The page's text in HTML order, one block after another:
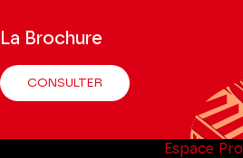
La Brochure
CONSULTER
Espace Pro